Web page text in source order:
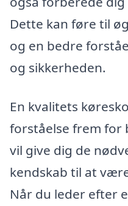
Dette kan føre til
og en bedre
og sikkerheden.
En kvalitets
forståelse frem for
vil give dig de
kendskab til at
Når du leder efter